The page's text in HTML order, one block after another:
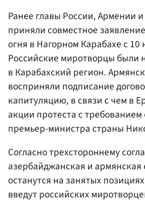
Ранее главы России, Армении
приняли совместное
огня в Нагорном Карабахе с 10
Российские миротворцы были
в Карабахский регион.
восприняли подписание
капитуляцию, в связи с чем в
акции протеста с требованием
премьер-министра страны
Согласно трехстороннему
азербайджанская и армянская
останутся на занятых
введут российских